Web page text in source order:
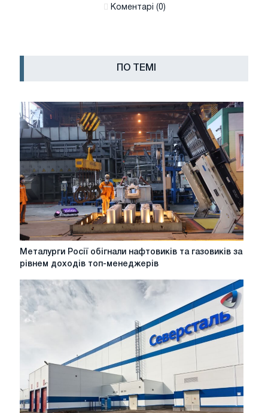
Коментарі (0)
ПО ТЕМІ
Металурги
Росії
нафтовиків
та
газовиків
за
менеджерів
Металурги Росії обігнали нафтовиків та газовиків за
рівнем доходів топ-менеджерів